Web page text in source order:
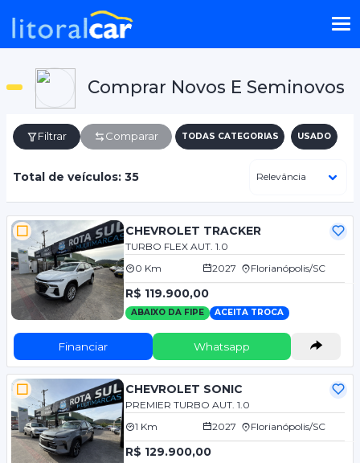
Comprar Novos E Seminovos
Filtrar Comparar TODAS CATEGORIAS USADO
Total de veículos: 35
CHEVROLET TRACKER
TURBO FLEX AUT. 1.0
0 Km
2027 Florianópolis/SC
R$ 119.900,00
ABAIXO DA FIPE ACEITA TROCA
Financiar Whatsapp
CHEVROLET SONIC
PREMIER TURBO AUT. 1.0
1 Km
2027 Florianópolis/SC
R$ 129.900,00